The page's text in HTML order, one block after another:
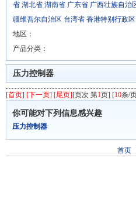
省 湖北省 湖南省 广东省 广西壮族自治
疆维吾尔自治区 台湾省 香港特别行政区
地区：
产品分类：
压力控制器
[首页] [下一页] [尾页][页次 第1页] [10条/
你可能对下列信息感兴趣
压力控制器
首页